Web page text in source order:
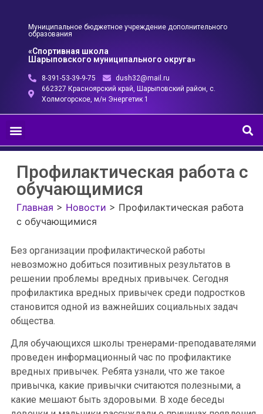
Муниципальное бюджетное учреждение дополнительного
образования
«Спортивная школа
Шарыповского муниципального округа»
8-391-53-39-9-75
dush32@mail.ru
662327 Красноярский край, Шарыповский район, с.
Холмогорское, м/н Энергетик 1
Профилактическая работа с
обучающимися
Главная > Новости > Профилактическая работа
с обучающимися
Без организации профилактической работы
невозможно добиться позитивных результатов в
решении проблемы вредных привычек. Сегодня
профилактика вредных привычек среди подростков
становится одной из важнейших социальных задач
общества.
Для обучающихся школы тренерами-преподавателями
проведен информационный час по профилактике
вредных привычек. Ребята узнали, что же такое
привычка, какие привычки считаются полезными, а
какие мешают быть здоровыми. В ходе беседы